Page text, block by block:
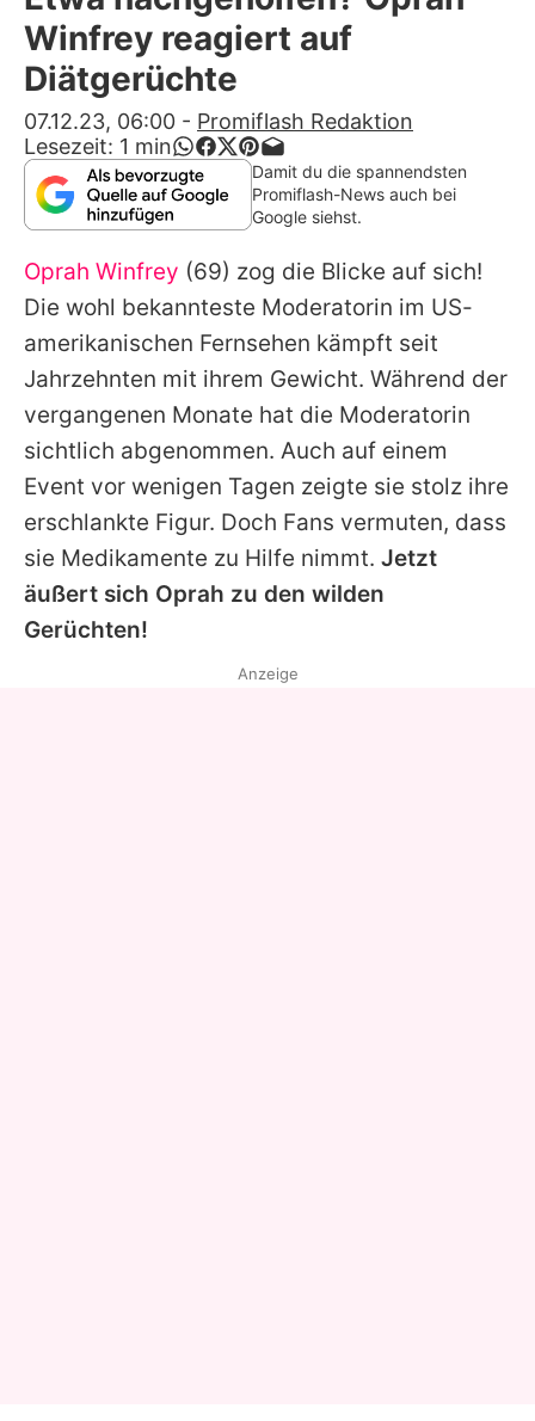
Alle Themen auf Promiflash
App runterladen
Team
Redaktionelle Richtlinien
Impressum
Datenschutzerklärung
Nutzungsbedingungen
Utiq verwalten
Winfrey reagiert auf
Diätgerüchte
07.12.23, 06:00 - Promiflash Redaktion
Lesezeit: 1 min
Damit du die spannendsten
Promiflash-News auch bei
Google siehst.
Oprah Winfrey (69) zog die Blicke auf sich!
Die wohl bekannteste Moderatorin im US-
amerikanischen Fernsehen kämpft seit
Jahrzehnten mit ihrem Gewicht. Während der
vergangenen Monate hat die Moderatorin
sichtlich abgenommen. Auch auf einem
Event vor wenigen Tagen zeigte sie stolz ihre
erschlankte Figur. Doch Fans vermuten, dass
sie Medikamente zu Hilfe nimmt. Jetzt
äußert sich Oprah zu den wilden
Gerüchten!
Anzeige